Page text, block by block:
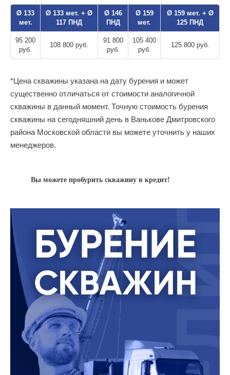
Ø 133
мет.
Ø 133 мет. + Ø
117 ПНД
Ø 146
ПНД
Ø 159
мет.
Ø 159 мет. + Ø
125 ПНД
95 200
руб.
108 800 руб.
91 800
руб.
105 400
руб.
125 800 руб.
*Цена скважины указана на дату бурения и может
существенно отличаться от стоимости аналогичной
скважины в данный момент. Точную стоимость бурения
скважины на сегодняшний день в Ванькове Дмитровского
района Московской области вы можете уточнить у наших
менеджеров.
Вы можете пробурить скважину в кредит!